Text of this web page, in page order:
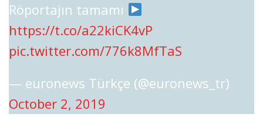
Röportajın tamamı
https://t.co/a22kiCK4vP
pic.twitter.com/776k8MfTaS
— euronews Türkçe (@euronews_tr)
October 2, 2019